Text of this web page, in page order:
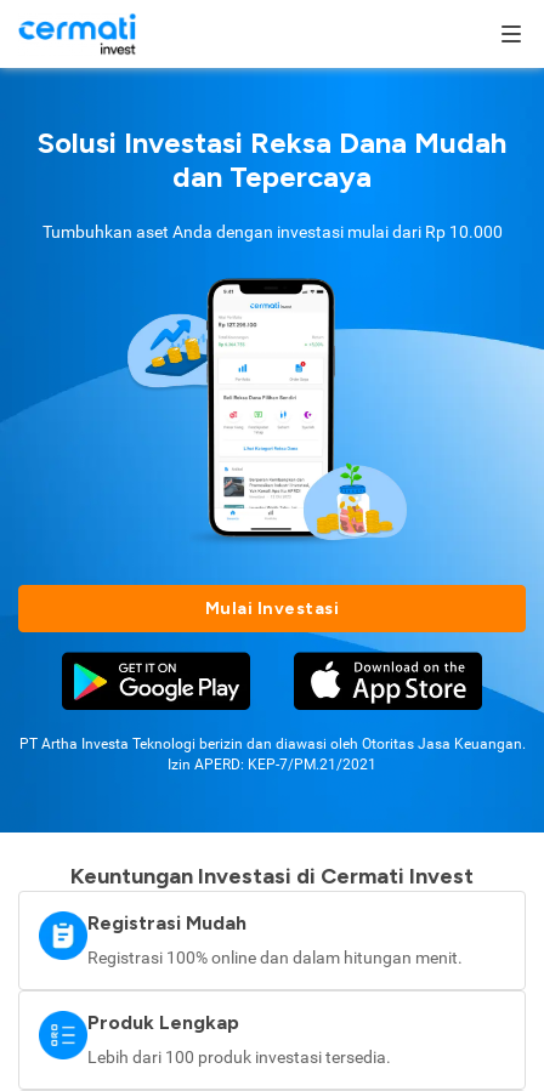
Solusi Investasi Reksa Dana Mudah
dan Tepercaya
Tumbuhkan aset Anda dengan investasi mulai dari Rp 10.000
Mulai Investasi
PT Artha Investa Teknologi berizin dan diawasi oleh Otoritas Jasa Keuangan.
Izin APERD: KEP-7/PM.21/2021
Keuntungan Investasi di Cermati Invest
Registrasi Mudah
Registrasi 100% online dan dalam hitungan menit.
Produk Lengkap
Lebih dari 100 produk investasi tersedia.